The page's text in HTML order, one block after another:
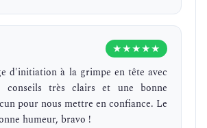
★★★★★
d'initiation à la grimpe en tête avec
conseils très clairs et une bonne
pour nous mettre en confiance. Le
humeur, bravo !